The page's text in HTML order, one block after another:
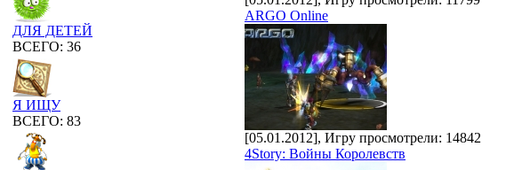
ДЛЯ ДЕТЕЙ
ВСЕГО: 36
Я ИЩУ
ВСЕГО: 83
ARGO Online
[05.01.2012], Игру просмотрели: 14842
4Story: Войны Королевств